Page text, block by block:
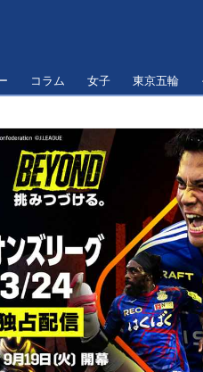
コラム 女子 東京五輪